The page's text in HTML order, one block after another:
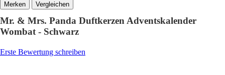
Vergleichen
Mr. & Mrs. Panda Duftkerzen Adventskalender
Wombat - Schwarz
Erste Bewertung schreiben